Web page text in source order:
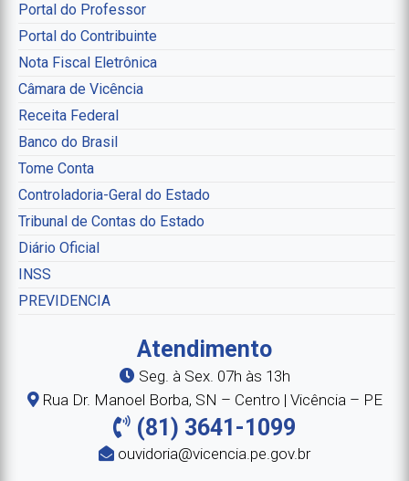
Portal do Professor
Portal do Contribuinte
Nota Fiscal Eletrônica
Câmara de Vicência
Receita Federal
Banco do Brasil
Tome Conta
Controladoria-Geral do Estado
Tribunal de Contas do Estado
Diário Oficial
INSS
PREVIDENCIA
Atendimento
Seg. à Sex. 07h às 13h
Rua Dr. Manoel Borba, SN – Centro | Vicência – PE
(81) 3641-1099
ouvidoria@vicencia.pe.gov.br